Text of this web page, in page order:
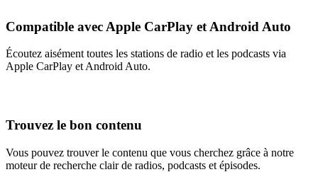
Compatible avec Apple CarPlay et Android Auto
Écoutez aisément toutes les stations de radio et les podcasts via
Apple CarPlay et Android Auto.
Trouvez le bon contenu
Vous pouvez trouver le contenu que vous cherchez grâce à notre
moteur de recherche clair de radios, podcasts et épisodes.